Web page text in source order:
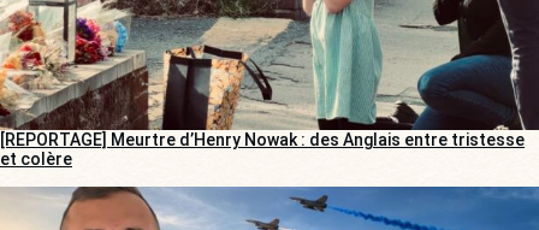
[REPORTAGE] Meurtre d’Henry Nowak : des Anglais entre tristesse
et colère